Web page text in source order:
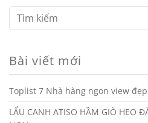
Bài viết mới
Toplist 7 Nhà hàng ngon view
LẨU CANH ATISO HẦM GIÒ HEO